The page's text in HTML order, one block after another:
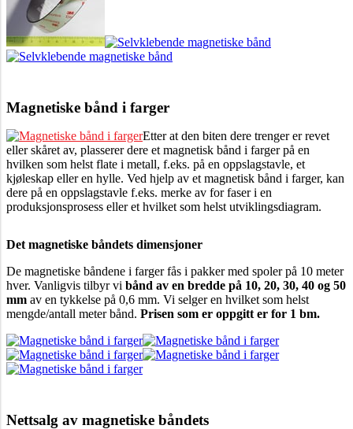
Magnetiske bånd i farger
Etter at den biten dere trenger er revet
eller skåret av, plasserer dere et magnetisk bånd i farger på en
hvilken som helst flate i metall, f.eks. på en oppslagstavle, et
kjøleskap eller en hylle. Ved hjelp av et magnetisk bånd i farger, kan
dere på en oppslagstavle f.eks. merke av for faser i en
produksjonsprosess eller et hvilket som helst utviklingsdiagram.
Det magnetiske båndets dimensjoner
De magnetiske båndene i farger fås i pakker med spoler på 10 meter
hver. Vanligvis tilbyr vi bånd av en bredde på 10, 20, 30, 40 og 50
mm av en tykkelse på 0,6 mm. Vi selger en hvilket som helst
mengde/antall meter bånd. Prisen som er oppgitt er for 1 bm.
Nettsalg av magnetiske båndets